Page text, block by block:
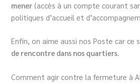
mener (accès à un compte courant
politiques d’accueil et
Enfin, on aime aussi nos Poste car ce
de rencontre dans nos quartiers.
Comment agir contre la fermeture à